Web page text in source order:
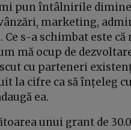
pun întâlnirile
marketing,
s-a schimbat este
mă ocup de
cu parteneri
la cifre ca să înțeleg
ea.
unui grant de